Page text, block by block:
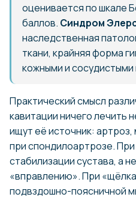
оценивается по шкале
баллов. Синдром
наследственная
ткани, крайняя форма
кожными и
Практический смысл
кавитации ничего лечить
ищут её источник: артроз,
при спондилоартрозе.
стабилизации сустава, а
«вправлению». При
подвздошно-поясничной